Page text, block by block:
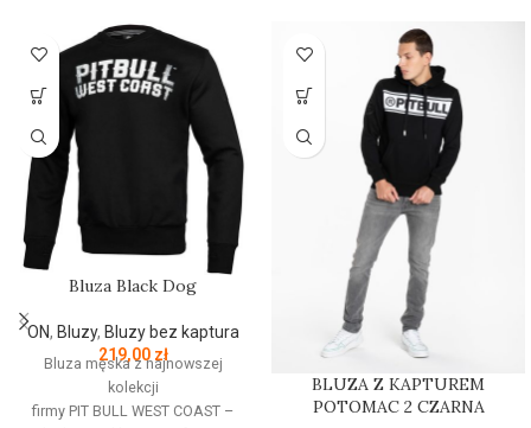
Bluza Black Dog
ON, Bluzy, Bluzy bez kaptura
219,00 zł
Bluza męska z najnowszej
kolekcji
firmy PIT BULL WEST COAST –
BLUZA Z KAPTUREM
POTOMAC 2 CZARNA